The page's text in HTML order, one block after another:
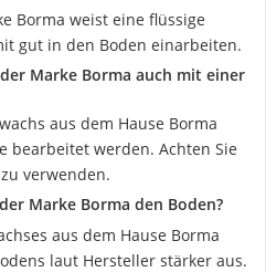
Borma weist eine flüssige
gut in den Boden einarbeiten.
Marke Borma auch mit einer
aus dem Hause Borma
bearbeitet werden. Achten Sie
verwenden.
Marke Borma den Boden?
aus dem Hause Borma
laut Hersteller stärker aus.